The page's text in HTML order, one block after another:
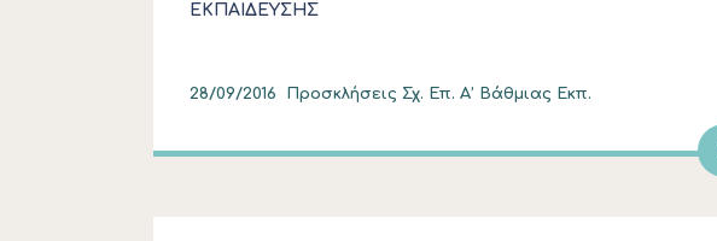
ΕΚΠΑΙΔΕΥΣΗΣ
28/09/2016 Προσκλήσεις Σχ. Επ. Α’ Βάθμιας Εκπ.